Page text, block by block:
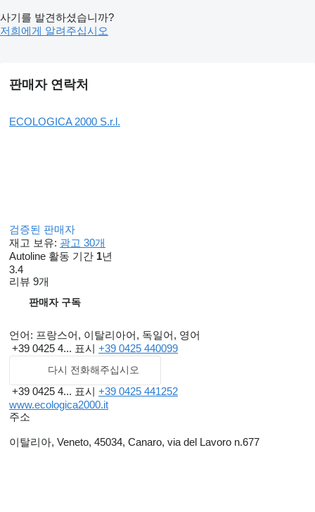
사기를 발견하셨습니까?
저희에게 알려주십시오
판매자 연락처
ECOLOGICA 2000 S.r.l.
검증된 판매자
재고 보유: 광고 30개
Autoline 활동 기간 1년
3.4
리뷰 9개
판매자 구독
언어: 프랑스어, 이탈리아어, 독일어, 영어
+39 0425 4... 표시 +39 0425 440099
다시 전화해주십시오
+39 0425 4... 표시 +39 0425 441252
www.ecologica2000.it
주소
이탈리아, Veneto, 45034, Canaro, via del Lavoro n.677